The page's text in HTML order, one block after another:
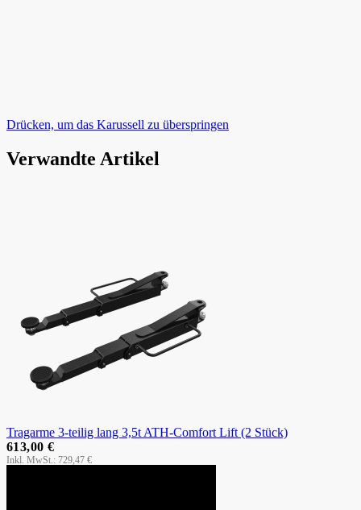
Drücken, um das Karussell zu überspringen
Verwandte Artikel
Tragarme 3-teilig lang 3,5t ATH-Comfort Lift (2 Stück)
729,47 €
613,00 €